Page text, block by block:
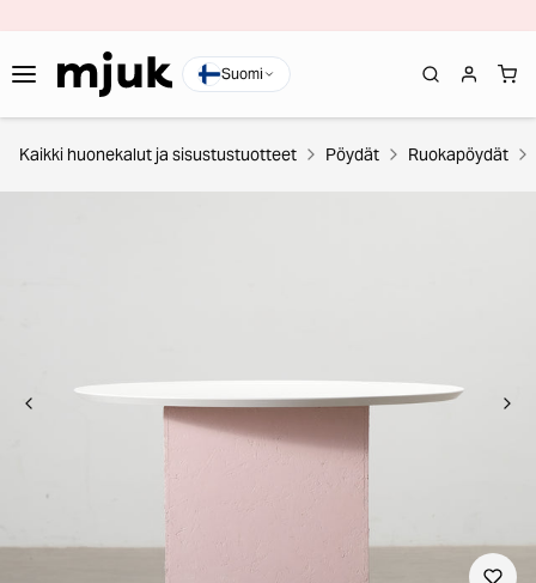
Suomi
Kaikki huonekalut ja sisustustuotteet Pöydät Ruokapöydät